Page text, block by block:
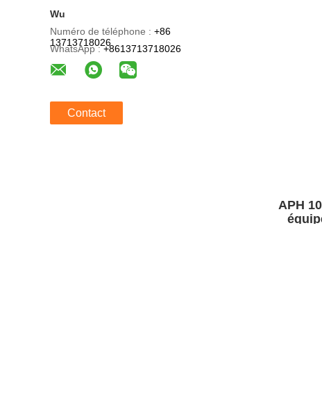
Wu
Numéro de téléphone : +86
13713718026
WhatsApp :+8613713718026
Contact
APH